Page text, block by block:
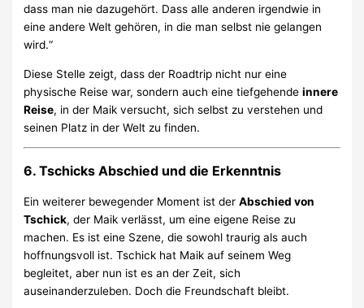
dass man nie dazugehört. Dass alle anderen irgendwie in
eine andere Welt gehören, in die man selbst nie gelangen
wird.“
Diese Stelle zeigt, dass der Roadtrip nicht nur eine
physische Reise war, sondern auch eine tiefgehendeinnere
Reise, in der Maik versucht, sich selbst zu verstehen und
seinen Platz in der Welt zu finden.
6.Tschicks Abschied und die Erkenntnis
Ein weiterer bewegender Moment ist derAbschied von
Tschick, der Maik verlässt, um eine eigene Reise zu
machen. Es ist eine Szene, die sowohl traurig als auch
hoffnungsvoll ist. Tschick hat Maik auf seinem Weg
begleitet, aber nun ist es an der Zeit, sich
auseinanderzuleben. Doch die Freundschaft bleibt.